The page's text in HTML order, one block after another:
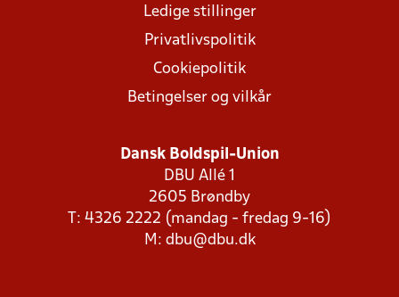
Ledige stillinger
Privatlivspolitik
Cookiepolitik
Betingelser og vilkår
Dansk Boldspil-Union
DBU Allé 1
2605 Brøndby
T: 4326 2222 (mandag - fredag 9-16)
M: dbu@dbu.dk